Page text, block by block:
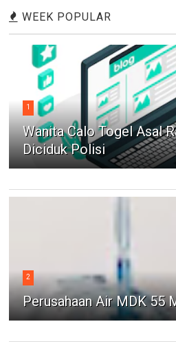
WEEK POPULAR
1
Wanita Calo Togel Asal
Diciduk Polisi
2
Perusahaan Air MDK 55